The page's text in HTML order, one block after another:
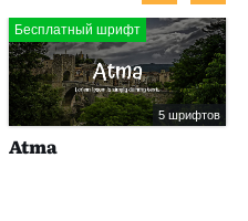
Бесплатный шрифт
5 шрифтов
Atma